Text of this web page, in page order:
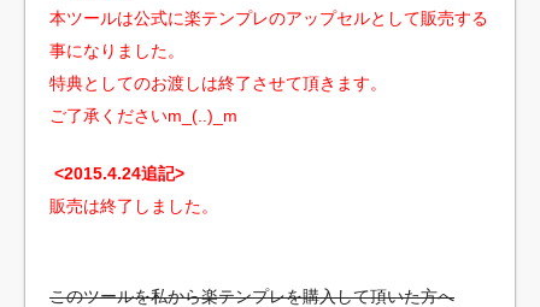
本ツールは公式に楽テンプレのアップセルとして販売する
事になりました。
特典としてのお渡しは終了させて頂きます。
ご了承くださいm_(..)_m
<2015.4.24追記>
販売は終了しました。
このツールを私から楽テンプレを購入して頂いた方へ